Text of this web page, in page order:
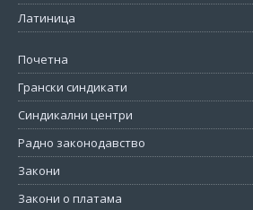
Латиница
Почетна
Грански синдикати
Синдикални центри
Радно законодавство
Закони
Закони о платама